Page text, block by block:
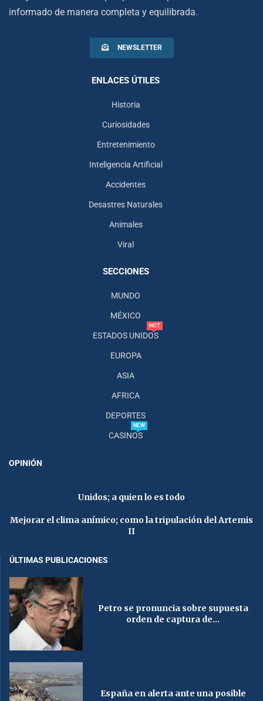
informado de manera completa y equilibrada.
NEWSLETTER
ENLACES ÚTILES
Historia
Curiosidades
Entretenimiento
Inteligencia Artificial
Accidentes
Desastres Naturales
Animales
Viral
SECCIONES
MUNDO
MÉXICO
ESTADOS UNIDOS
HOT
EUROPA
ASIA
AFRICA
DEPORTES
CASINOS
NEW
OPINIÓN
Unidos; a quien lo es todo
Mejorar el clima anímico; como la tripulación del Artemis
II
ÚLTIMAS PUBLICACIONES
Petro se pronuncia sobre supuesta
orden de captura de...
España en alerta ante una posible